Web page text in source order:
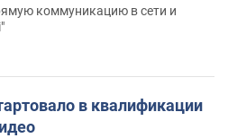
коммуникацию в сети и
в квалификации